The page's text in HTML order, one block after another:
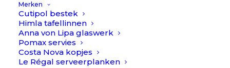
Merken
Cutipol bestek
Himla tafellinnen
Anna von Lipa glaswerk
Pomax servies
Costa Nova kopjes
Le Régal serveerplanken
RVS/Grijs
Bestek
TOEVOEGEN AAN WINKELWAGEN
Toevoegen aan verlanglijst